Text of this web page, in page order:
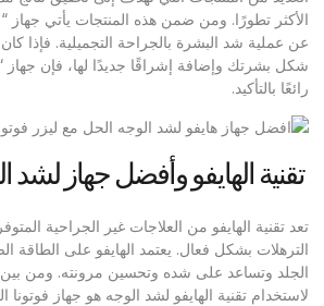
الأكثر تطورًا. ومن ضمن هذه المنتجات يأتي جهاز
عن عملية شد البشرة بالجراحة التجميلية. فإذا
شكل بشرتك وإضافة إشراقًا جديدًا لها، فإن جهاز
رائعًا بالتأكيد.
تقنية الهايفو وأفضل جهاز لشد
تعد تقنية الهايفو من العلاجات غير الجراحية
الترهلات بشكل فعال. يعتمد الهايفو على الطاقة
الجلد وتساعد على شده وتحسين مرونته. ومن بين
لاستخدام تقنية الهايفو لشد الوجه هو جهاز فوتونا